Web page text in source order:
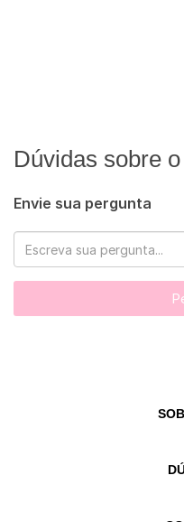
Dúvidas sobre
Envie sua pergunta